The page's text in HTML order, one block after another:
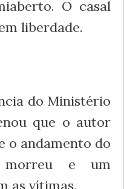
O casal
liberdade.
do Ministério
que o autor
o andamento do
morreu e um
as vítimas.